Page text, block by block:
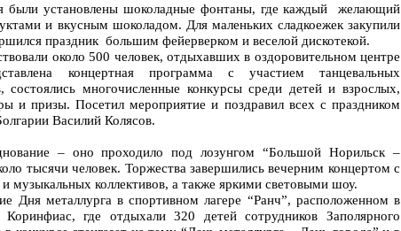
были установлены шоколадные фонтаны, где каждый желающий
и вкусным шоколадом. Для маленьких сладкоежек закупили
праздник большим фейерверком и веселой дискотекой.
около 500 человек, отдыхавших в оздоровительном центре
концертная программа с участием танцевальных
состоялись многочисленные конкурсы среди детей и взрослых,
и призы. Посетил мероприятие и поздравил всех с праздником
Василий Колясов.
– оно проходило под лозунгом “Большой Норильск –
тысячи человек. Торжества завершились вечерним концертом с
музыкальных коллективов, а также яркими световыми шоу.
Дня металлурга в спортивном лагере “Ранч”, расположенном в
где отдыхали 320 детей сотрудников Заполярного